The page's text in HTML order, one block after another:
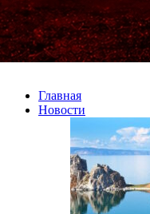
Главная
Новости